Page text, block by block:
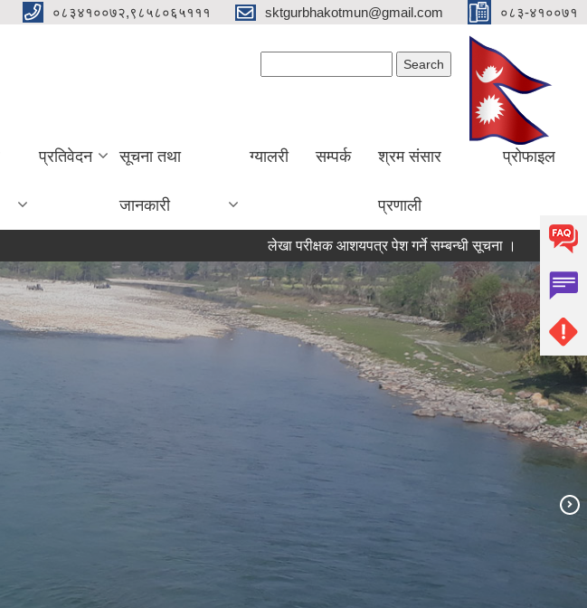
०८३४१००७२,९८५८०६५१११ sktgurbhakotmun@gmail.com ०८३-४१००७१
प्रतिवेदन सूचना तथा
जानकारी
ग्यालरी सम्पर्क श्रम संसार
प्रणाली
प्रोफाइल
लेखा परीक्षक आशयपत्र पेश गर्ने सम्बन्धी सूचना । मतदा नामावली